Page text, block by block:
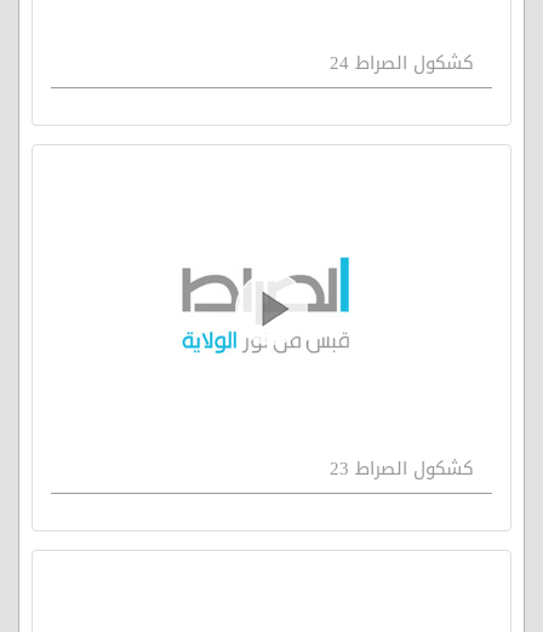
كشكول الصراط 24
كشكول الصراط 23